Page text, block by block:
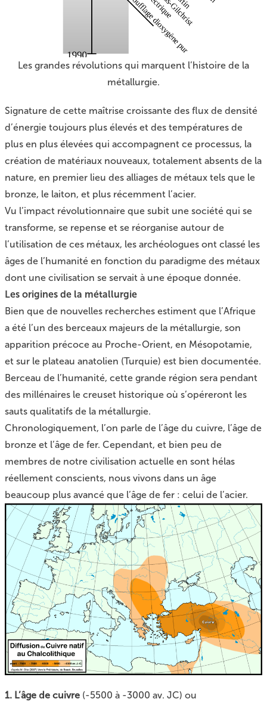
Les grandes révolutions qui marquent l’histoire de la
métallurgie.
Signature de cette maîtrise croissante des flux de densité
d’énergie toujours plus élevés et des températures de
plus en plus élevées qui accompagnent ce processus, la
création de matériaux nouveaux, totalement absents de la
nature, en premier lieu des alliages de métaux tels que le
bronze, le laiton, et plus récemment l’acier.
Vu l’impact révolutionnaire que subit une société qui se
transforme, se repense et se réorganise autour de
l’utilisation de ces métaux, les archéologues ont classé les
âges de l’humanité en fonction du paradigme des métaux
dont une civilisation se servait à une époque donnée.
Les origines de la métallurgie
Bien que de nouvelles recherches estiment que l’Afrique
a été l’un des berceaux majeurs de la métallurgie, son
apparition précoce au Proche-Orient, en Mésopotamie,
et sur le plateau anatolien (Turquie) est bien documentée.
Berceau de l’humanité, cette grande région sera pendant
des millénaires le creuset historique où s’opéreront les
sauts qualitatifs de la métallurgie.
Chronologiquement, l’on parle de l’âge du cuivre, l’âge de
bronze et l’âge de fer. Cependant, et bien peu de
membres de notre civilisation actuelle en sont hélas
réellement conscients, nous vivons dans un âge
beaucoup plus avancé que l’âge de fer : celui de l’acier.
1. L’âge de cuivre (-5500 à -3000 av. JC) ou